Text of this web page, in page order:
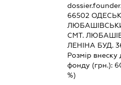
66502
СМТ.
ЛЕНІНА БУД.
Розмір внеску
фонду (грн.):
%)